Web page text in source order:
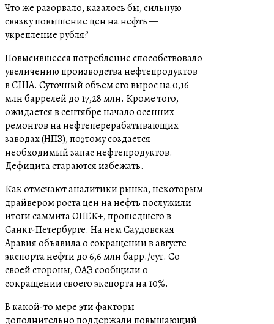
Что же разорвало, казалось бы, сильную
связку повышение цен на нефть —
укрепление рубля?
Повысившееся потребление способствовало
увеличению производства нефтепродуктов
в США. Суточный объем его вырос на 0,16
млн баррелей до 17,28 млн. Кроме того,
ожидается в сентябре начало осенних
ремонтов на нефтеперерабатывающих
заводах (НПЗ), поэтому создается
необходимый запас нефтепродуктов.
Дефицита стараются избежать.
Как отмечают аналитики рынка, некоторым
драйвером роста цен на нефть послужили
итоги саммита ОПЕК+, прошедшего в
Санкт-Петербурге. На нем Саудовская
Аравия объявила о сокращении в августе
экспорта нефти до 6,6 млн барр./сут. Со
своей стороны, ОАЭ сообщили о
сокращении своего экспорта на 10%.
В какой-то мере эти факторы
дополнительно поддержали повышающий